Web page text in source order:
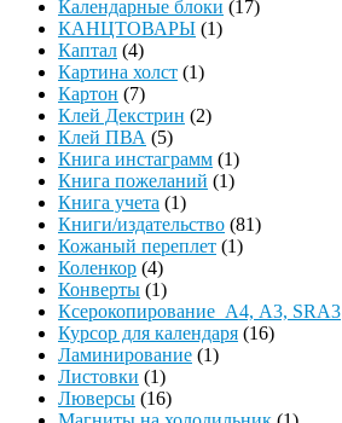
Календарные блоки (17)
КАНЦТОВАРЫ (1)
Каптал (4)
Картина холст (1)
Картон (7)
Клей Декстрин (2)
Клей ПВА (5)
Книга инстаграмм (1)
Книга пожеланий (1)
Книга учета (1)
Книги/издательство (81)
Кожаный переплет (1)
Коленкор (4)
Конверты (1)
Ксерокопирование А4, А3, SRA3
Курсор для календаря (16)
Ламинирование (1)
Листовки (1)
Люверсы (16)